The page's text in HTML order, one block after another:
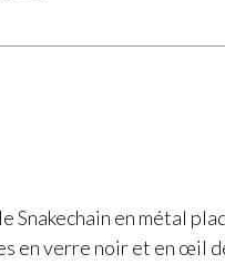
Snakechain en métal
en verre noir et en œil